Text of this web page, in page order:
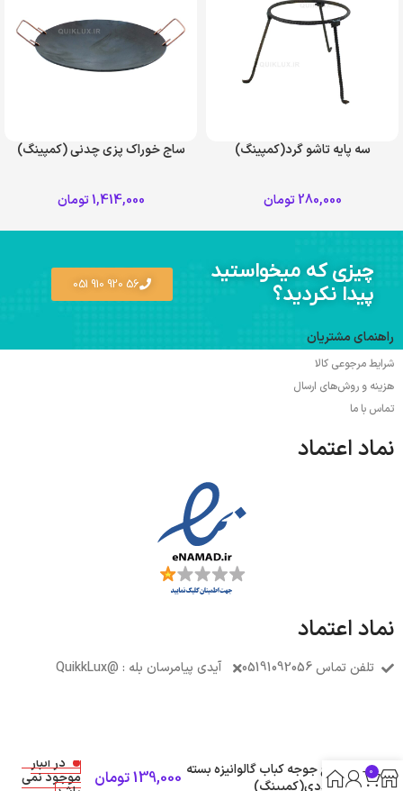
سه پایه تاشو گرد(کمپینگ)
280,000 تومان
ساج خوراک پزی چدنی (کمپینگ)
1,414,000تومان
چیزی که میخواستید
پیدا نکردید؟
56 920 910 051
راهنمای مشتریان
شرایط مرجوعی کالا
هزینه و روش‌های ارسال
تماس با ما
نماد اعتماد
نماد اعتماد
تلفن تماس 05191092056 آیدی پیامرسان بله : @QuikkLux
سیخ جوجه کباب گالوانیزه بسته
6 عددی(کمپینگ)
139,000تومان
در انبار
موجود نمی 0